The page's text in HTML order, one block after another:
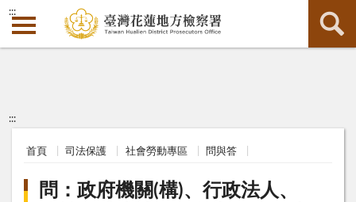
:::
:::
首頁 司法保護 社會勞動專區 問與答
問：政府機關(構)、行政法人、